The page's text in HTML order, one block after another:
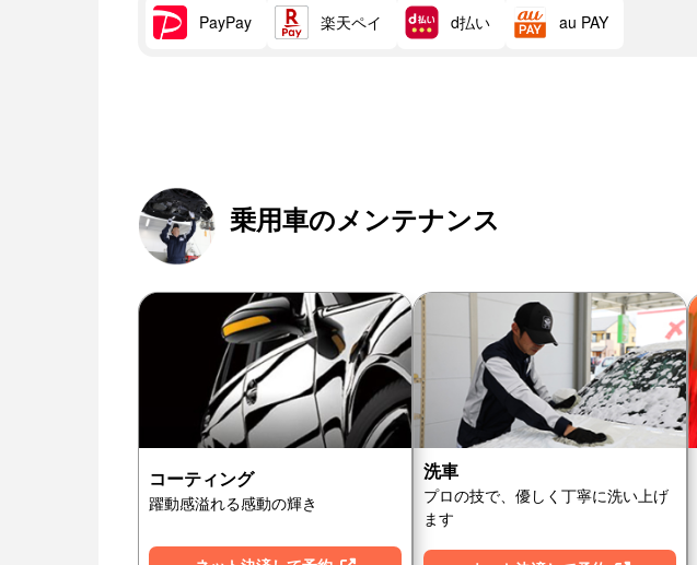
PayPay 楽天ペイ d払い au PAY
乗用車のメンテナンス
コーティング
躍動感溢れる感動の輝き
洗車
プロの技で、優しく丁寧に洗い上げ
ます